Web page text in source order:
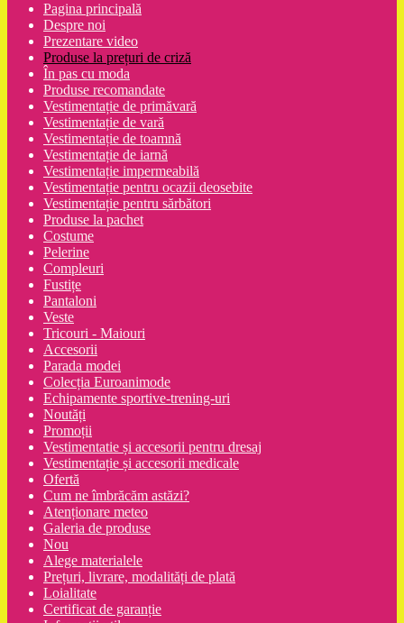
Pagina principală
Despre noi
Prezentare video
Produse la prețuri de criză
În pas cu moda
Produse recomandate
Vestimentație de primăvară
Vestimentație de vară
Vestimentație de toamnă
Vestimentație de iarnă
Vestimentație impermeabilă
Vestimentație pentru ocazii deosebite
Vestimentație pentru sărbători
Produse la pachet
Costume
Pelerine
Compleuri
Fustițe
Pantaloni
Veste
Tricouri - Maiouri
Accesorii
Parada modei
Colecția Euroanimode
Echipamente sportive-trening-uri
Noutăți
Promoții
Vestimentatie și accesorii pentru dresaj
Vestimentație și accesorii medicale
Ofertă
Cum ne îmbrăcăm astăzi?
Atenționare meteo
Galeria de produse
Nou
Alege materialele
Prețuri, livrare, modalități de plată
Loialitate
Certificat de garanție